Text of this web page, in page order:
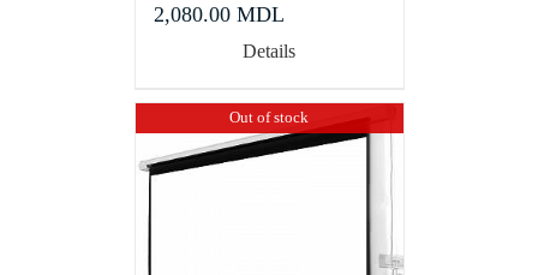
2,080.00 MDL
Details
Out of stock